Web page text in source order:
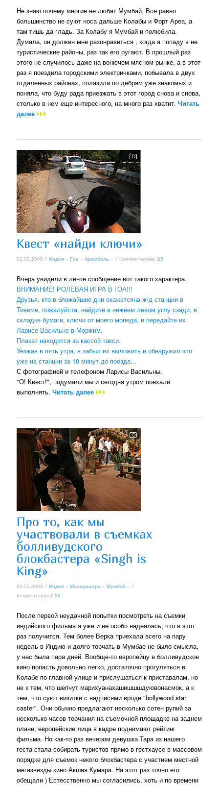
Не знаю почему многие не любят Мумбай. Все равно
большинство не суют носа дальше Колабы и Форт Ареа, а
там тишь да гладь. За Колабу я Мумбай и полюбила.
Думала, он должен мне разонравиться , когда я попаду в не
туристические районы, раз так его ругают. В прошлый раз
этого не случилось даже на вонючем мясном рынке, а в этот
раз я поездила городскими электричками, побывала в двух
отдаленных районах, полазила по дебрям уже знакомых и
поняла, что буду рада приезжать в этот город снова и снова,
столько в нем еще интересного, на много раз хватит.Читать
далее
Квест «найди ключи»
02.03.2008 //Индия »Гоа »Арамболь » // Комментариев:25
Вчера увидели в ленте сообщение вот такого характера.
ВНИМАНИЕ! РОЛЕВАЯ ИГРА В ГОА!!!
Друзья, кто в ближайшие дни окажетсяна ж/д станции в
Тивиме, пожалуйста, найдите в нижнем левом углу сзади, в
складке бумаги, ключи от моего мопеда, и передайте их
Ларисе Васильне в Моржим.
Плакат находится за кассой такси.
Уезжая в пять утра, я забыл их выложить и обнаружил это
уже на станции за 10 минут до поезда...
С фотографией и телефоном Ларисы Васильны.
"О! Квест!", подумали мы и сегодня утром поехали
выполнять.Читать далее
Про то, как мы
участвовали в съемках
болливудского
блокбастера «Singh is
King»
29.02.2008 //Индия »Махараштра »Мумбай » //
Комментариев:55
После первой неудачной попытки посмотреть на съемки
индийского фильма я уже и не особо надеялась, что в этот
раз получится. Тем более Верка приехала всего на пару
недель в Индию и долго торчать в Мумбае не было смысла,
у нас была пара дней. Вообще-то европейцу в болливудское
кино попасть довольно легко, достаточно прогуляться в
Колабе по главной улице и прислушаться к приставалам, но
не к тем, что шепчут марихуанахашишшшдуювонасмок, а к
тем, что суют визитки с надписями вроде "bollywood star
caster". Они обычно предлагают несколько сотен рупий за
несколько часов торчания на съемочной площадке на заднем
плане, европейские лица в кадре поднимают рейтинг
фильма. Но как-то раз вечером девушка Тара из нашего
геста стала собирать туристов прямо в гестхаусе в массовом
порядке для съемок некого блокбастера с участием местной
мегазвезды кино Акшая Кумара. На этот раз точно его
обещали ) Естесственно мы согласились, хоть и по времени